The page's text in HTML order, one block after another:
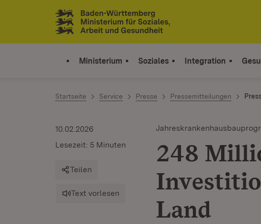
Zum Inhalt springen
Link zur Startseite
Ministerium Soziales Integration
Startseite Service Presse Pressemitteilungen
248
Land
10.02.2026
Lesezeit: 5 Minuten
Teilen
Text vorlesen